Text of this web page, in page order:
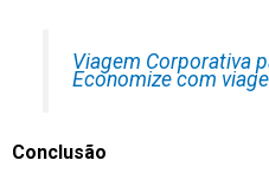
Viagem Corporativa
Economize com
Conclusão